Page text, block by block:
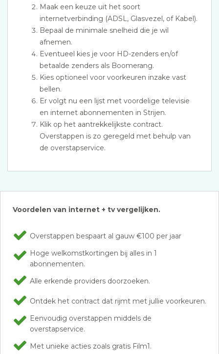
Maak een keuze uit het soort
internetverbinding (ADSL, Glasvezel, of Kabel).
Bepaal de minimale snelheid die je wil
afnemen.
Eventueel kies je voor HD-zenders en/of
betaalde zenders als Boomerang.
Kies optioneel voor voorkeuren inzake vast
bellen.
Er volgt nu een lijst met voordelige televisie
en internet abonnementen in Strijen.
Klik op het aantrekkelijkste contract.
Overstappen is zo geregeld met behulp van
de overstapservice.
Voordelen van internet + tv vergelijken.
Overstappen bespaart al gauw €100 per jaar
Hoge welkomstkortingen bij alles in 1
abonnementen.
Alle erkende providers doorzoeken.
Ontdek het contract dat rijmt met jullie voorkeuren.
Eenvoudig overstappen middels de
overstapservice.
Met unieke acties zoals gratis Film1.